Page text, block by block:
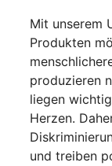
Mit unserem
Produkten
produzieren
liegen
Herzen.
und treiben